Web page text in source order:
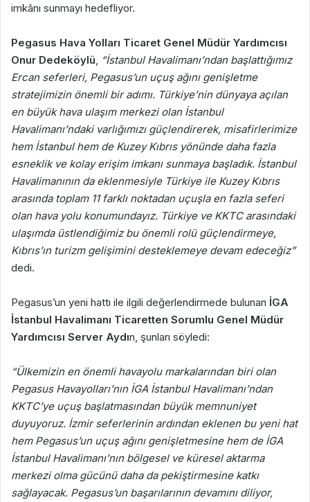
imkânı sunmayı hedefliyor.
Pegasus Hava Yolları Ticaret Genel Müdür Yardımcısı
Onur Dedeköylü
“İstanbul Havalimanı’ndan başlattığımız
Ercan seferleri, Pegasus’un uçuş ağını genişletme
stratejimizin önemli bir adımı. Türkiye’nin dünyaya açılan
en büyük hava ulaşım merkezi olan İstanbul
Havalimanı’ndaki varlığımızı güçlendirerek, misafirlerimize
hem İstanbul hem de Kuzey Kıbrıs yönünde daha fazla
esneklik ve kolay erişim imkanı sunmaya başladık. İstanbul
Havalimanının da eklenmesiyle Türkiye ile Kuzey Kıbrıs
arasında toplam 11 farklı noktadan uçuşla en fazla seferi
olan hava yolu konumundayız. Türkiye ve KKTC arasındaki
ulaşımda üstlendiğimiz bu önemli rolü güçlendirmeye,
Kıbrıs’ın turizm gelişimini desteklemeye devam edeceğiz”
dedi.
Pegasus’un yeni hattı ile ilgili değerlendirmede bulunan İGA
İstanbul Havalimanı Ticaretten Sorumlu Genel Müdür
Yardımcısı Server Aydın, şunları söyledi:
“Ülkemizin en önemli havayolu markalarından biri olan
Pegasus Havayolları’nın İGA İstanbul Havalimanı’ndan
KKTC’ye uçuş başlatmasından büyük memnuniyet
duyuyoruz. İzmir seferlerinin ardından eklenen bu yeni hat
hem Pegasus’un uçuş ağını genişletmesine hem de İGA
İstanbul Havalimanı’nın bölgesel ve küresel aktarma
merkezi olma gücünü daha da pekiştirmesine katkı
sağlayacak. Pegasus’un başarılarının devamını diliyor,